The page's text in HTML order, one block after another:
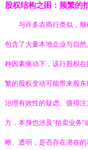
股权结构之困：频繁的
与许多农商行类似，
包含了大量本地企业与自
种因素驱动下，该行股权
繁的股权变动可能带来股
治理有效性的疑虑。值得
方，本身也涉及“拍卖业务
晰、透明，是否存在潜在